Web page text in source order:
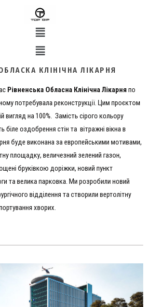
КЛІНІЧНА ЛІКАРНЯ
Рівненська Обласна Клінічна Лікарня по
потребувала реконструкції. Цим проєктом
вигляд на 100%. Замість сірого кольору
біле оздобрення стін та вітражні вікна в
буде виконана за европейськими мотивами,
площадку, величезний зелений газон,
бруківкою доріжки, новий пункт
та велика парковка. Ми розробили новий
відділення та створили вертолітну
хворих.